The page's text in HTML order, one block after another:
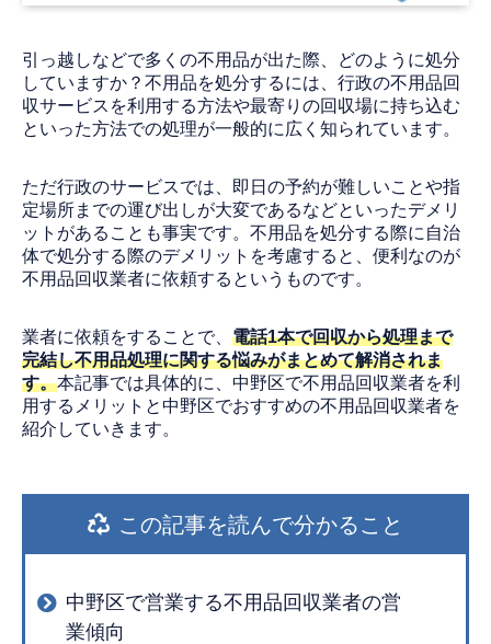
引っ越しなどで多くの不用品が出た際、どのように処分
していますか？不用品を処分するには、行政の不用品回
収サービスを利用する方法や最寄りの回収場に持ち込む
といった方法での処理が一般的に広く知られています。
ただ行政のサービスでは、即日の予約が難しいことや指
定場所までの運び出しが大変であるなどといったデメリ
ットがあることも事実です。不用品を処分する際に自治
体で処分する際のデメリットを考慮すると、便利なのが
不用品回収業者に依頼するというものです。
業者に依頼をすることで、 電話1本で回収から処理まで
完結し不用品処理に関する悩みがまとめて解消されま
す。本記事では具体的に、中野区で不用品回収業者を利
用するメリットと中野区でおすすめの不用品回収業者を
紹介していきます。
この記事を読んで分かること
中野区で営業する不用品回収業者の営
業傾向